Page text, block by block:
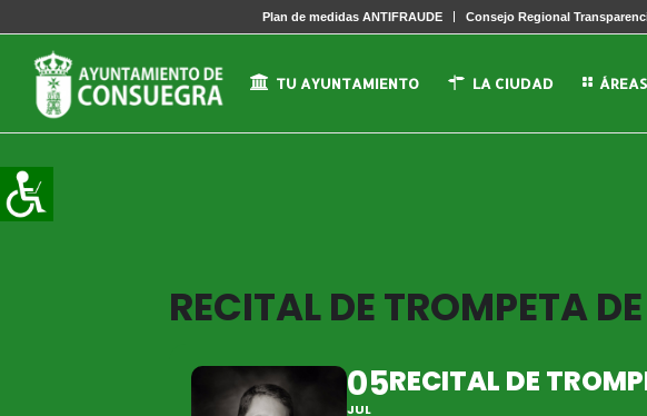
Plan de medidas ANTIFRAUDE Consejo Regional
TU AYUNTAMIENTO LA CIUDAD
RECITAL DE TROMPETA
05
JUL
RECITAL DE